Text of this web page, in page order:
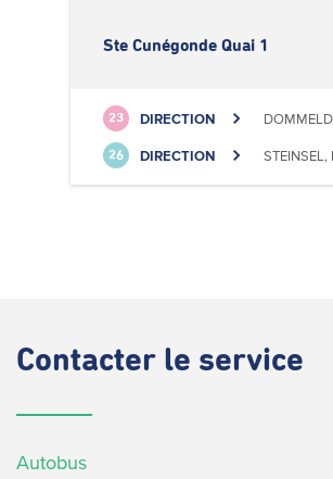
Ste Cunégonde Quai 1
23 DIRECTION
26 DIRECTION
Contacter le service
Autobus